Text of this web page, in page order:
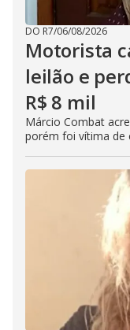
DO R7/06/08/2026
Motorista
leilão e
R$ 8 mil
Márcio Combat
porém foi vítima de